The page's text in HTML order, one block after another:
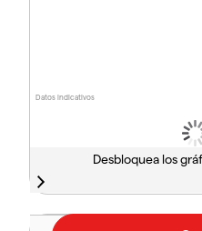
Datos indicativos
Desbloquea los